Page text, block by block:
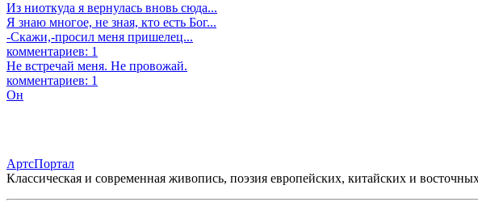
Из ниоткуда я вернулась вновь сюда...
Я знаю многое, не зная, кто есть Бог...
-Скажи,-просил меня пришелец...
комментариев: 1
Не встречай меня. Не провожай.
комментариев: 1
Он
АртсПортал
Классическая и современная живопись, поэзия европейских, китайских и